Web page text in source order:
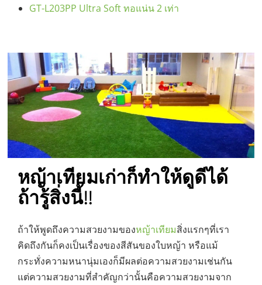
GT-L203PP Ultra Soft ทอแน่น 2 เท่า
หญ้าเทียมเก่าก็ทำให้ดูดีได้
ถ้ารู้สิ่งนี้!!
ถ้าให้พูดถึงความสวยงามของหญ้าเทียมสิ่งแรกๆที่เรา
คิดถึงกันก็คงเป็นเรื่องของสีสันของใบหญ้า หรือแม้
กระทั่งความหนานุ่มเองก็มีผลต่อความสวยงามเช่นกัน
แต่ความสวยงามที่สำคัญกว่านั้นคือความสวยงามจาก